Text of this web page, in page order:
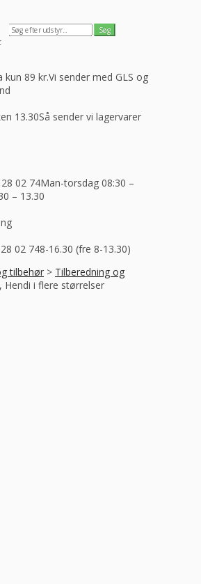
kun 89 kr.Vi sender med GLS og
13.30Så sender vi lagervarer
02 74Man-torsdag 08:30 –
– 13.30
02 748-16.30 (fre 8-13.30)
tilbehør > Tilberedning og
Hendi i flere størrelser